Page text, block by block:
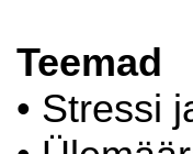
Teemad
• Stressi